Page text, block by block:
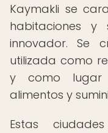
Kaymakli se
habitaciones y
innovador. Se
utilizada como
y como lugar
alimentos y
Estas